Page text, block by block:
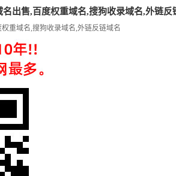
出售,百度权重域名,搜狗收录域名,外链反
重域名,搜狗收录域名,外链反链域名